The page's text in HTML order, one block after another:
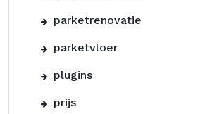
parketrenovatie
parketvloer
plugins
prijs